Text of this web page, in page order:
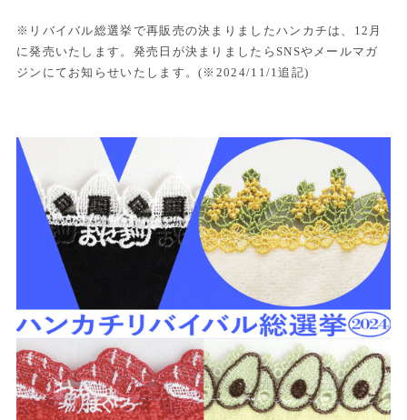
※リバイバル総選挙で再販売の決まりましたハンカチは、12月
に発売いたします。発売日が決まりましたらSNSやメールマガ
ジンにてお知らせいたします。(※2024/11/1追記)